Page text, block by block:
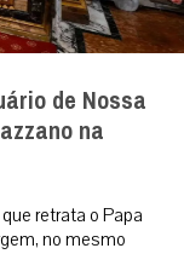
de Nossa
na
retrata o Papa
no mesmo